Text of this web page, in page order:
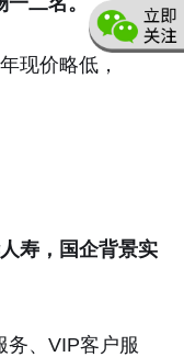
现价略低，
寿，国企背景实
务、VIP客户服